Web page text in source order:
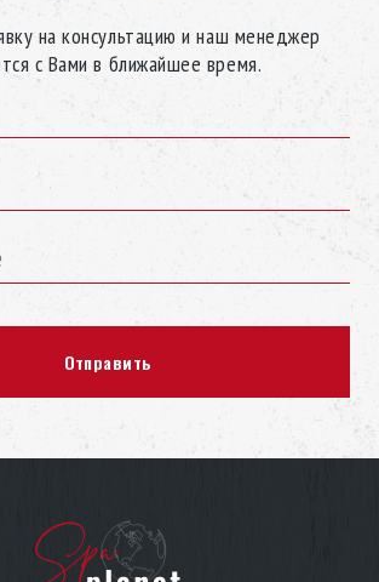
на консультацию и наш менеджер
с Вами в ближайшее время.